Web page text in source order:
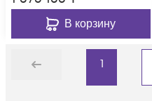
В корзину
Назад
1